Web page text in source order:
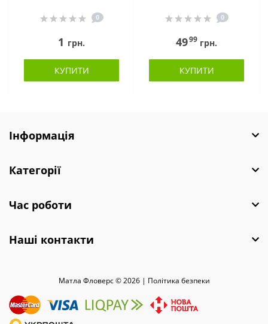
0
1 грн.
КУПИТИ
0
4999 грн.
КУПИТИ
Інформація
Категорії
Час роботи
Наші контакти
Матла Фловерс © 2026 | Полiтика безпеки